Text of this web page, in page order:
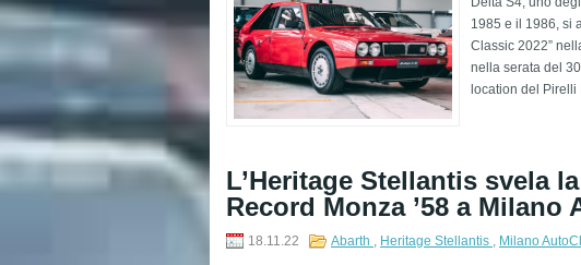
1985 e il 1986, si
Classic 2022”
nella serata del
location del Pirelli
L’Heritage Stellantis svela
Record Monza ’58 a Milano
18.11.22 Abarth Heritage Stellantis Milano